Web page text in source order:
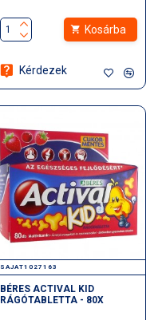
Kosárba
Kérdezek
SAJAT1027163
BÉRES ACTIVAL KID
RÁGÓTABLETTA - 80X